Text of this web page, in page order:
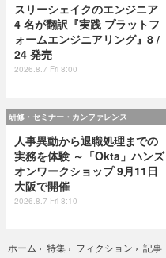
スリーシェイクのエンジニア
4 名が翻訳『実践 プラットフ
ォームエンジニアリング』8 /
24 発売
2026.8.7 Fri 8:00
研修・セミナー・カンファレンス
人事異動から退職処理までの
実務を体験 ～「Okta」ハンズ
オンワークショップ 9月11日
大阪で開催
2026.8.7 Fri 8:10
ホーム › 特集 › フィクション › 記事